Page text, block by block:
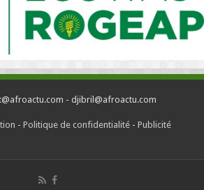
- djibril@afroactu.com
- Politique de confidentialité- Publicité